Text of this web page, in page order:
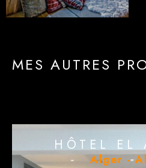
MES AUTRES
HÔTEL EL
Alger -